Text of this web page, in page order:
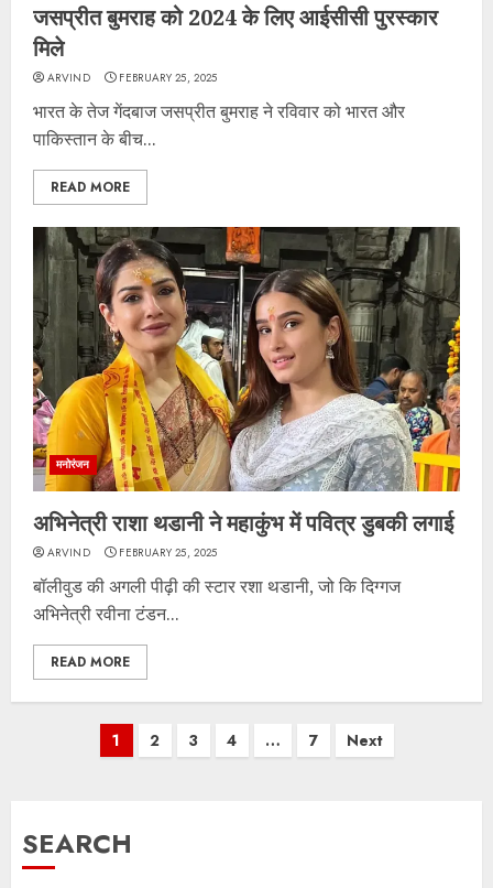
जसप्रीत बुमराह को 2024 के लिए आईसीसी पुरस्कार
मिले
ARVIND FEBRUARY 25, 2025
भारत के तेज गेंदबाज जसप्रीत बुमराह ने रविवार को भारत और
पाकिस्तान के बीच...
READ MORE
मनोरंजन
अभिनेत्री राशा थडानी ने महाकुंभ में पवित्र डुबकी लगाई
ARVIND FEBRUARY 25, 2025
बॉलीवुड की अगली पीढ़ी की स्टार रशा थडानी, जो कि दिग्गज
अभिनेत्री रवीना टंडन...
READ MORE
1 2 3 4 … 7 Next
SEARCH